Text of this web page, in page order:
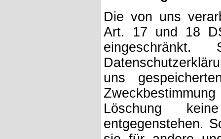
Die von uns
Art. 17 und 18
uns
Löschung
entgegenstehen.